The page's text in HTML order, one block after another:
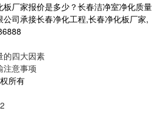
厂家报价是多少？长春洁净室净化质量
司承接长春净化工程,长春净化板厂家,
的四大因素
注意事项
所有